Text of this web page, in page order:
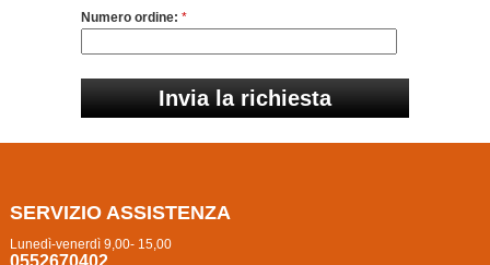
Numero ordine: *
SERVIZIO ASSISTENZA
Lunedì-venerdì 9,00- 15,00
0552670402